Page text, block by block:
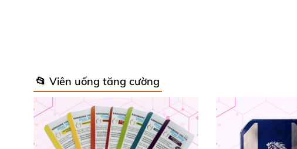
📂 Viên uống tăng cường